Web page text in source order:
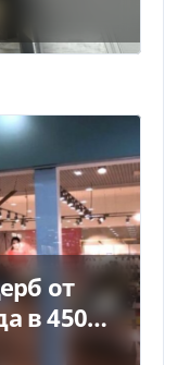
от
в 450